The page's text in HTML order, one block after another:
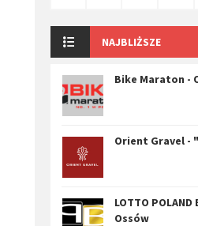
NAJBLIŻSZE
Bike Maraton -
Orient Gravel -
LOTTO POLAND
Ossów